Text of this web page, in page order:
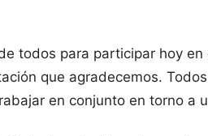
todos para participar hoy
que agradecemos.
en conjunto en torno a